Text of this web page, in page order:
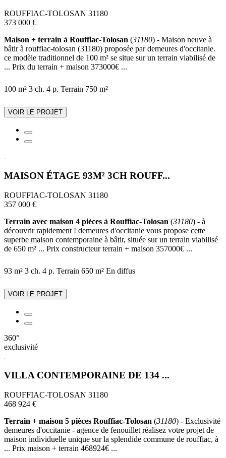
ROUFFIAC-TOLOSAN 31180
373 000 €
Maison + terrain à Rouffiac-Tolosan (31180) - Maison neuve à
bâtir à rouffiac-tolosan (31180) proposée par demeures d'occitanie.
ce modèle traditionnel de 100 m² se situe sur un terrain viabilisé de
... Prix du terrain + maison 373000€ ...
100 m² 3 ch. 4 p. Terrain 750 m²
VOIR LE PROJET
MAISON ÉTAGE 93M² 3CH ROUFF...
ROUFFIAC-TOLOSAN 31180
357 000 €
Terrain avec maison 4 pièces à Rouffiac-Tolosan (31180) - à
découvrir rapidement ! demeures d'occitanie vous propose cette
superbe maison contemporaine à bâtir, située sur un terrain viabilisé
de 650 m² ... Prix constructeur terrain + maison 357000€ ...
93 m² 3 ch. 4 p. Terrain 650 m² En diffus
VOIR LE PROJET
360°
exclusivité
VILLA CONTEMPORAINE DE 134 ...
ROUFFIAC-TOLOSAN 31180
468 924 €
Terrain + maison 5 pièces Rouffiac-Tolosan (31180) - Exclusivité
demeures d'occitanie - agence de fenouillet réalisez votre projet de
maison individuelle unique sur la splendide commune de rouffiac, à
... Prix maison + terrain 468924€ ...